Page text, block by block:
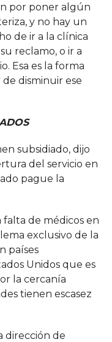
por poner algún
y no hay un
de ir a la clínica
reclamo, o ir a
Esa es la forma
disminuir ese
subsidiado, dijo
del servicio en
pague la
de médicos en
exclusivo de la
países
Unidos que es
la cercanía
tienen escasez
dirección de